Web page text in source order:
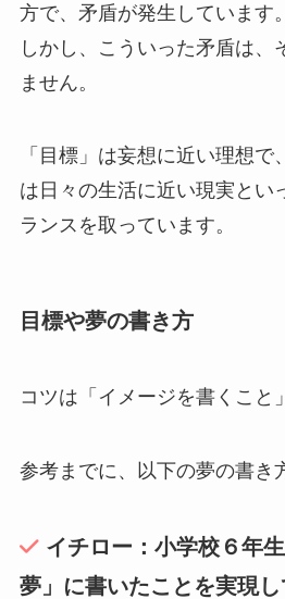
方で、矛盾が発生しています。
しかし、こういった矛盾は、
ません。
「目標」は妄想に近い理想で
は日々の生活に近い現実とい
ランスを取っています。
目標や夢の書き方
コツは「イメージを書くこと
参考までに、以下の夢の書き
イチロー：小学校６年
夢」に書いたことを実現し